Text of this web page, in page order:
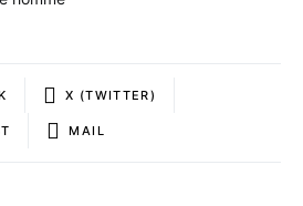
X (TWITTER)
MAIL